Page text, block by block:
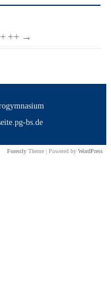
+ ++ →
bs.de
Forestly Theme | Powered by WordPress